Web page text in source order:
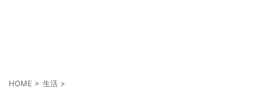
HOME > 生活 >